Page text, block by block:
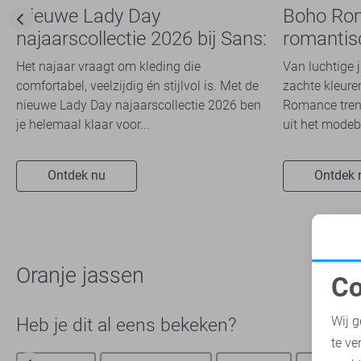
Nieuwe Lady Day
najaarscollectie 2026 bij Sans:
stijl en comfort in
travelkwaliteit
Het najaar vraagt om kleding die
comfortabel, veelzijdig én stijlvol is. Met de
nieuwe Lady Day najaarscollectie 2026 ben
je helemaal klaar voor...
Ontdek nu
Boho
dit
Van luchtige
zachte
Romance
uit het
Ontdek
Oranje jassen
Heb je dit al eens bekeken?
Wij
te